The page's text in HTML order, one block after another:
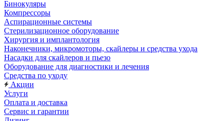
Бинокуляры
Компрессоры
Аспирационные системы
Стерилизационное оборудование
Хирургия и имплантология
Наконечники, микромоторы, скайлеры и средства ухода
Насадки для скайлеров и пьезо
Оборудование для диагностики и лечения
Средства по уходу
Акции
Услуги
Оплата и доставка
Сервис и гарантии